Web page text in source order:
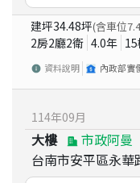
建坪34.48坪(含車位
2房2廳2衛 4.0年 15
資料說明 內政部實
114年09月
大樓
市政阿曼
台南市安平區永